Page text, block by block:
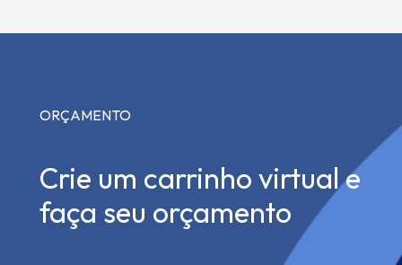
ORÇAMENTO
Crie um carrinho virtual e
faça seu orçamento